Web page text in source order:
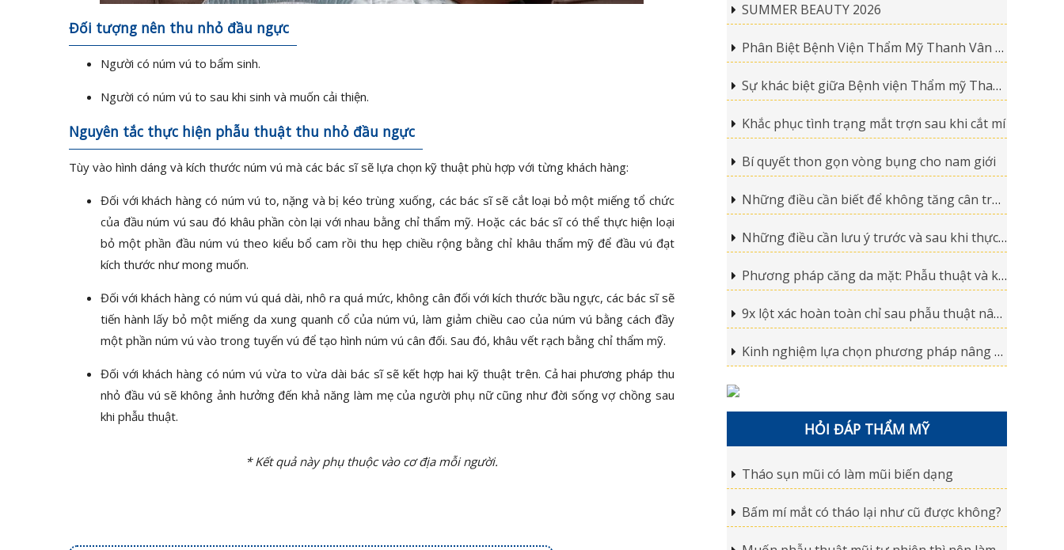
Đối tượng nên thu nhỏ đầu ngực
Người có núm vú to bẩm sinh.
Người có núm vú to sau khi sinh và muốn cải thiện.
Nguyên tắc thực hiện phẫu thuật thu nhỏ đầu ngực
Tùy vào hình dáng và kích thước núm vú mà các bác sĩ sẽ lựa chọn kỹ thuật phù hợp với từng khách hàng:
Đối với khách hàng có núm vú to, nặng và bị kéo trùng xuống, các bác sĩ sẽ cắt loại bỏ một miếng tổ chức
của đầu núm vú sau đó khâu phần còn lại với nhau bằng chỉ thẩm mỹ. Hoặc các bác sĩ có thể thực hiện loại
bỏ một phần đầu núm vú theo kiểu bổ cam rồi thu hẹp chiều rộng bằng chỉ khâu thẩm mỹ để đầu vú đạt
kích thước như mong muốn.
Đối với khách hàng có núm vú quá dài, nhô ra quá mức, không cân đối với kích thước bầu ngực, các bác sĩ sẽ
tiến hành lấy bỏ một miếng da xung quanh cổ của núm vú, làm giảm chiều cao của núm vú bằng cách đầy
một phần núm vú vào trong tuyến vú để tạo hình núm vú cân đối. Sau đó, khâu vết rạch bằng chỉ thẩm mỹ.
Đối với khách hàng có núm vú vừa to vừa dài bác sĩ sẽ kết hợp hai kỹ thuật trên. Cả hai phương pháp thu
nhỏ đầu vú sẽ không ảnh hưởng đến khả năng làm mẹ của người phụ nữ cũng như đời sống vợ chồng sau
khi phẫu thuật.
* Kết quả này phụ thuộc vào cơ địa mỗi người.
SUMMER BEAUTY 2026
Phân Biệt Bệnh Viện Thẩm Mỹ Thanh Vân Và Thẩm Mỹ Thanh Vân Spa
Sự khác biệt giữa Bệnh viện Thẩm mỹ Thanh Vân và Thẩm mỹ Thanh Vân Spa
Khắc phục tình trạng mắt trợn sau khi cắt mí
Bí quyết thon gọn vòng bụng cho nam giới
Những điều cần biết để không tăng cân trở lại sau phẫu thuật hút mỡ
Những điều cần lưu ý trước và sau khi thực hiện hút mỡ
Phương pháp căng da mặt: Phẫu thuật và không phẫu thuật
9x lột xác hoàn toàn chỉ sau phẫu thuật nâng mũi
Kinh nghiệm lựa chọn phương pháp nâng mũi phù hợp
HỎI ĐÁP THẨM MỸ
Tháo sụn mũi có làm mũi biến dạng
Bấm mí mắt có tháo lại như cũ được không?